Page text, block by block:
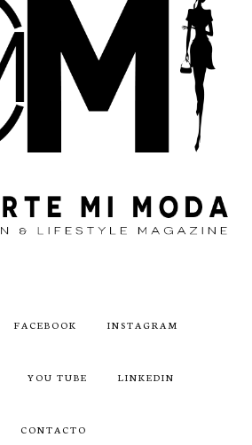
FACEBOOK INSTAGRAM
YOU TUBE LINKEDIN
CONTACTO